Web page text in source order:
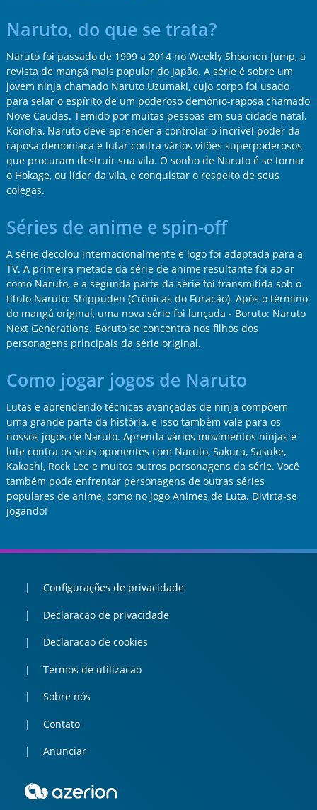
Naruto, do que se trata?
Naruto foi passado de 1999 a 2014 no Weekly Shounen Jump, a
revista de mangá mais popular do Japão. A série é sobre um
jovem ninja chamado Naruto Uzumaki, cujo corpo foi usado
para selar o espírito de um poderoso demônio-raposa chamado
Nove Caudas. Temido por muitas pessoas em sua cidade natal,
Konoha, Naruto deve aprender a controlar o incrível poder da
raposa demoníaca e lutar contra vários vilões superpoderosos
que procuram destruir sua vila. O sonho de Naruto é se tornar
o Hokage, ou líder da vila, e conquistar o respeito de seus
colegas.
Séries de anime e spin-off
A série decolou internacionalmente e logo foi adaptada para a
TV. A primeira metade da série de anime resultante foi ao ar
como Naruto, e a segunda parte da série foi transmitida sob o
título Naruto: Shippuden (Crônicas do Furacão). Após o término
do mangá original, uma nova série foi lançada - Boruto: Naruto
Next Generations. Boruto se concentra nos filhos dos
personagens principais da série original.
Como jogar jogos de Naruto
Lutas e aprendendo técnicas avançadas de ninja compõem
uma grande parte da história, e isso também vale para os
nossos jogos de Naruto. Aprenda vários movimentos ninjas e
lute contra os seus oponentes com Naruto, Sakura, Sasuke,
Kakashi, Rock Lee e muitos outros personagens da série. Você
também pode enfrentar personagens de outras séries
populares de anime, como no jogo Animes de Luta. Divirta-se
jogando!
Configurações de privacidade
Declaracao de privacidade
Declaracao de cookies
Termos de utilizacao
Sobre nós
Contato
Anunciar